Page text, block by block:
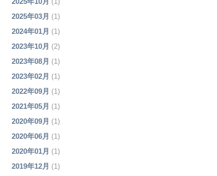
2025年03月 (1)
2024年01月 (1)
2023年10月 (2)
2023年08月 (1)
2023年02月 (1)
2022年09月 (1)
2021年05月 (1)
2020年09月 (1)
2020年06月 (1)
2020年01月 (1)
2019年12月 (1)